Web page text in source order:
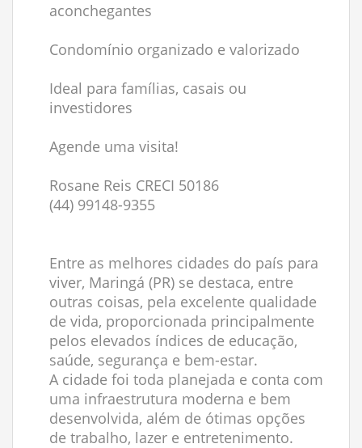
aconchegantes
Condomínio organizado e valorizado
Ideal para famílias, casais ou
investidores
Agende uma visita!
Rosane Reis CRECI 50186
(44) 99148-9355
Entre as melhores cidades do país para
viver, Maringá (PR) se destaca, entre
outras coisas, pela excelente qualidade
de vida, proporcionada principalmente
pelos elevados índices de educação,
saúde, segurança e bem-estar.
A cidade foi toda planejada e conta com
uma infraestrutura moderna e bem
desenvolvida, além de ótimas opções
de trabalho, lazer e entretenimento.